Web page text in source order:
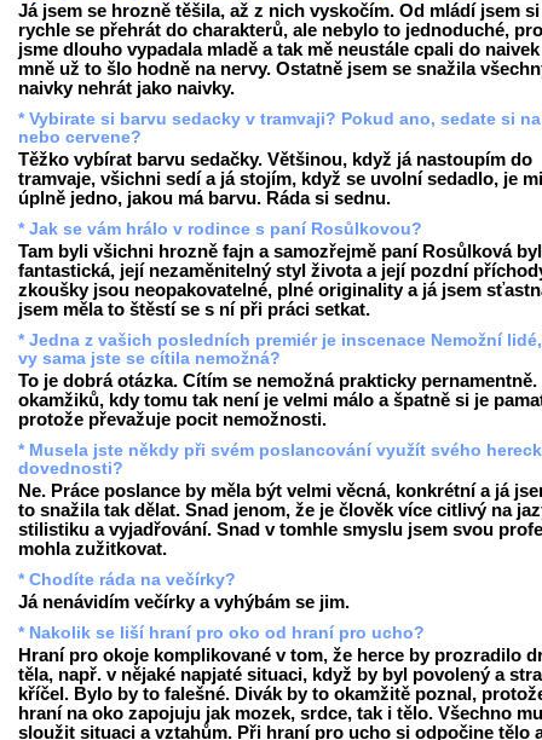
Já jsem se hrozně těšila, až z nich vyskočím. Od mládí jsem
rychle se přehrát do charakterů, ale nebylo to jednoduché,
jsme dlouho vypadala mladě a tak mě neustále cpali do naivek
mně už to šlo hodně na nervy. Ostatně jsem se snažila
naivky nehrát jako naivky.
* Vybirate si barvu sedacky v tramvaji? Pokud ano, sedate si
nebo cervene?
Těžko vybírat barvu sedačky. Většinou, když já nastoupím do
tramvaje, všichni sedí a já stojím, když se uvolní sedadlo, je mi
úplně jedno, jakou má barvu. Ráda si sednu.
* Jak se vám hrálo v rodince s paní Rosůlkovou?
Tam byli všichni hrozně fajn a samozřejmě paní Rosůlková
fantastická, její nezaměnitelný styl života a její pozdní
zkoušky jsou neopakovatelné, plné originality a já jsem
jsem měla to štěstí se s ní při práci setkat.
* Jedna z vašich posledních premiér je inscenace Nemožní
vy sama jste se cítila nemožná?
To je dobrá otázka. Cítím se nemožná prakticky pernamentně.
okamžiků, kdy tomu tak není je velmi málo a špatně si je
protože převažuje pocit nemožnosti.
* Musela jste někdy při svém poslancování využít svého
dovednosti?
Ne. Práce poslance by měla být velmi věcná, konkrétní a já
to snažila tak dělat. Snad jenom, že je člověk více citlivý na
stilistiku a vyjadřování. Snad v tomhle smyslu jsem svou
mohla zužitkovat.
* Chodíte ráda na večírky?
Já nenávidím večírky a vyhýbám se jim.
* Nakolik se liší hraní pro oko od hraní pro ucho?
Hraní pro okoje komplikované v tom, že herce by prozradilo
těla, např. v nějaké napjaté situaci, když by byl povolený a
kříčel. Bylo by to falešné. Divák by to okamžitě poznal,
hraní na oko zapojuju jak mozek, srdce, tak i tělo. Všechno
sloužit situaci a vztahům. Při hraní pro ucho si odpočine tělo